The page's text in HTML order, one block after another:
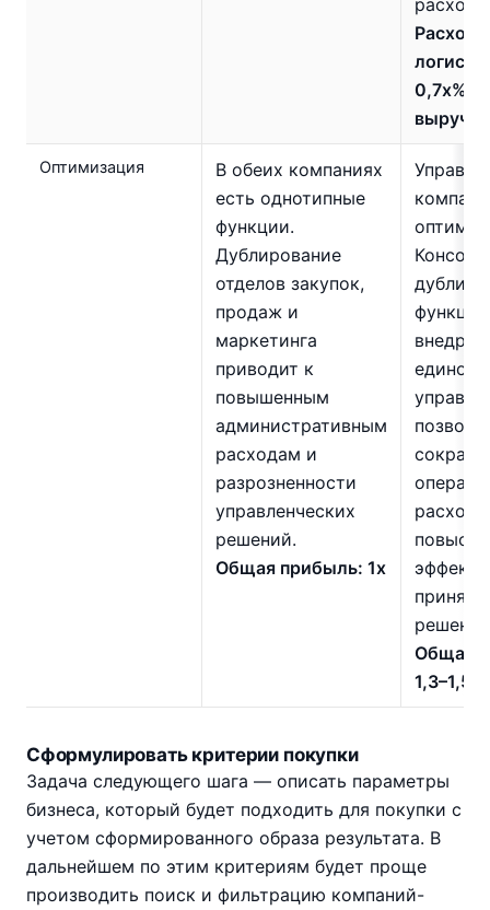
0,7х%
выручки
Оптимизация
В обеих компаниях
есть однотипные
функции.
Дублирование
отделов закупок,
продаж и
маркетинга
приводит к
повышенным
административным
расходам и
разрозненности
управленческих
решений.
Общая прибыль: 1х
единой
Общая
1,3–1,5х
Сформулировать критерии покупки
Задача следующего шага — описать параметры
бизнеса, который будет подходить для покупки с
учетом сформированного образа результата. В
дальнейшем по этим критериям будет проще
производить поиск и фильтрацию компаний-